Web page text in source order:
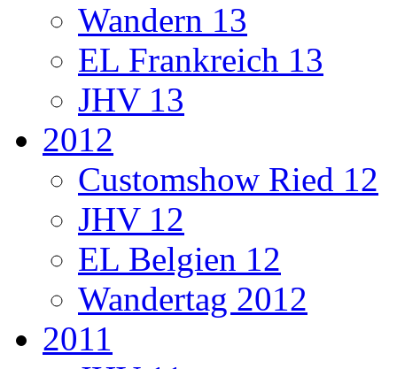
Wandern 13
EL Frankreich 13
JHV 13
2012
Customshow Ried 12
JHV 12
EL Belgien 12
Wandertag 2012
2011